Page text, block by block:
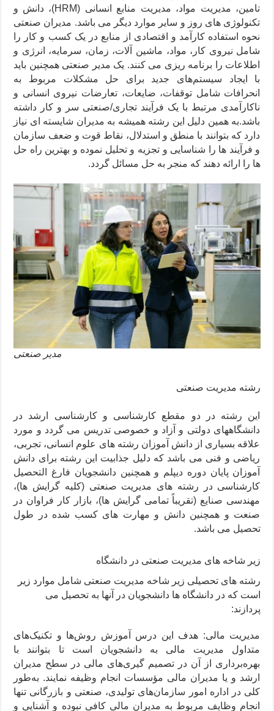
تامین، مدیریت مواد، مدیریت منابع انسانی (HRM)، دانش و
تکنولوژی های روز و سایر موارد دیگر می باشد. مدیران صنعتی
نحوه استفاده کارآمد و اقتصادی از منابع در یک کسب و کار را
شامل نیروی کار، مواد، ماشین آلات، زمان، سرمایه، انرژی و
اطلاعات را برنامه ریزی می کنند. یک مدیر صنعتی همچنین باید
با ایجاد سیستم‌های جدید برای حل مشکلات مربوط به
انحرافات شامل توقفات، ضایعات، تعارضات نیروی انسانی و
ناکارآمدی مرتبط با یک فرآیند تجاری/صنعتی سر و کار داشته
باشد.به همین دلیل این رشته همیشه به مدیران شایسته ای نیاز
دارد که بتوانند با منطق و استدلال، نقاط قوت و ضعف سازمان
و فرآیند ها را شناسایی و تجزیه و تحلیل نموده و بهترین راه حل
ها را ارائه دهند که منجر به حل مسائل گردد.
مدیر صنعتی
رشته مدیریت صنعتی
این رشته در دو مقطع کارشناسی و کارشناسی ارشد در
دانشگاههای دولتی و آزاد و خصوصی تدریس می گردد و مورد
علاقه بسیاری از دانش آموزان رشته های علوم انسانی، تجربی،
ریاضی و فنی می باشد که دلیل جذابیت این رشته برای دانش
آموزان پایان دوره دیپلم و همچنین دانشجویان فارغ التحصیل
کارشناسی در رشته های مدیریت صنعتی (کلیه گرایش ها)،
مهندسی صنایع (تقریباً تمامی گرایش ها)، بازار کار فراوان در
صنعت و همچنین دانش و مهارت های کسب شده در طول
تحصیل می باشد.
زیر شاخه های مدیریت صنعتی در دانشگاه
رشته های تحصیلی زیر شاخه مدیریت صنعتی شامل موارد زیر
است که در دانشگاه ها دانشجویان در آنها به تحصیل می
پردازند:
مدیریت مالی: هدف این درس آموزش روش‌ها و تکنیک‌های
متداول مدیریت مالی به دانشجویان است تا بتوانند با
بهره‌برداری از آن در تصمیم گیری‌های مالی در سطح مدیران
ارشد و یا مدیران مالی مؤسسات انجام وظیفه نمایند. به‌طور
کلی در اداره امور سازمان‌های تولیدی، صنعتی و بازرگانی تنها
انجام وظایف مربوط به مدیران مالی کافی نبوده و آشنایی و